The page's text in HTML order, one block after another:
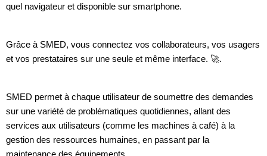
quel navigateur et disponible sur smartphone.
Grâce à SMED, vous connectez vos collaborateurs, vos usagers
et vos prestataires sur une seule et même interface. 🚀.
SMED permet à chaque utilisateur de soumettre des demandes
sur une variété de problématiques quotidiennes, allant des
services aux utilisateurs (comme les machines à café) à la
gestion des ressources humaines, en passant par la
maintenance des équipements.